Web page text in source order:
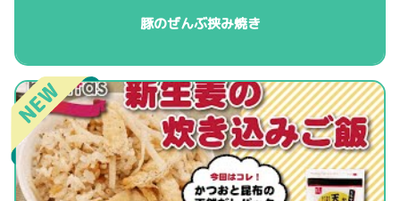
豚のぜんぶ挟み焼き